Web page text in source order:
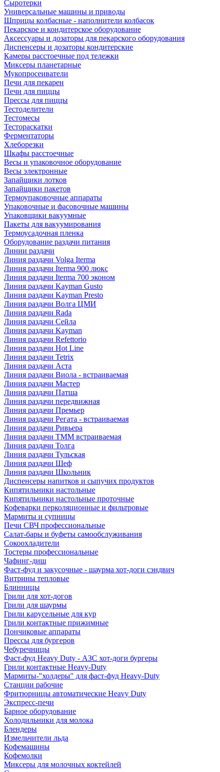
Сыротерки
Универсальные машины и приводы
Шприцы колбасные - наполнители колбасок
Пекарское и кондитерское оборудование
Аксессуары и дозаторы для пекарского оборудования
Диспенсеры и дозаторы кондитерские
Камеры расстоечные под тележки
Миксеры планетарные
Мукопросеиватели
Печи для пекарен
Печи для пиццы
Прессы для пиццы
Тестоделители
Тестомесы
Тестораскатки
Ферментаторы
Хлеборезки
Шкафы расстоечные
Весы и упаковочное оборудование
Весы электронные
Запайщики лотков
Запайщики пакетов
Термоупаковочные аппараты
Упаковочные и фасовочные машины
Упаковщики вакуумные
Пакеты для вакуумирования
Термоусадочная пленка
Оборудование раздачи питания
Линии раздачи
Линия раздачи Volga Iterma
Линия раздачи Iterma 900 люкс
Линия раздачи Iterma 700 эконом
Линия раздачи Kayman Gusto
Линия раздачи Kayman Presto
Линия раздачи Волга ЦМИ
Линия раздачи Rada
Линия раздачи Сейла
Линия раздачи Kayman
Линия раздачи Refettorio
Линия раздачи Hot Line
Линия раздачи Tetrix
Линия раздачи Аста
Линия раздачи Виола - встраиваемая
Линия раздачи Мастер
Линия раздачи Патша
Линия раздачи передвижная
Линия раздачи Премьер
Линия раздачи Регата - встраиваемая
Линия раздачи Ривьера
Линия раздачи ТММ встраиваемая
Линия раздачи Толга
Линия раздачи Тульская
Линия раздачи Шеф
Линия раздачи Школьник
Диспенсеры напитков и сыпучих продуктов
Кипятильники настольные
Кипятильники настольные проточные
Кофеварки перколяционные и фильтровые
Мармиты и супницы
Печи СВЧ профессиональные
Салат-бары и буфеты самообслуживания
Сокоохладители
Тостеры профессиональные
Чафинг-диш
Фаст-фуд и закусочные - шаурма хот-доги сэндвич
Витрины тепловые
Блинницы
Грили для хот-догов
Грили для шаурмы
Грили карусельные для кур
Грили контактные прижимные
Пончиковые аппараты
Прессы для бургеров
Чебуречницы
Фаст-фуд Heavy Duty - АЗС хот-доги бургеры
Грили контактные Heavy-Duty
Мармиты-"холдеры" для фаст-фуд Heavy-Duty
Станции рабочие
Фритюрницы автоматические Heavy Duty
Экспресс-печи
Барное оборудование
Холодильники для молока
Блендеры
Измельчители льда
Кофемашины
Кофемолки
Миксеры для молочных коктейлей